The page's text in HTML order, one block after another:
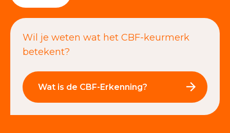
Wil je weten wat het CBF-keurmerk
betekent?
Wat is de CBF-Erkenning?